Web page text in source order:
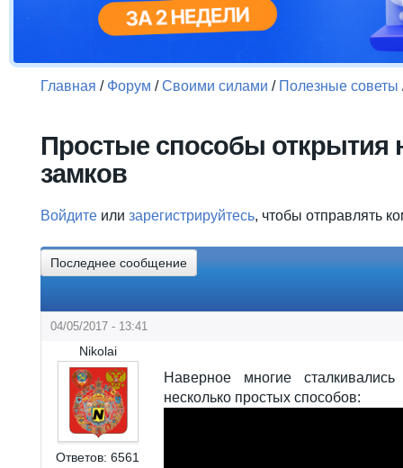
Главная / Форум /Своими силами / Полезные советы
Простые способы открытия
замков
Войдите или зарегистрируйтесь, чтобы отправлять
Последнее сообщение
04/05/2017 - 13:41
Nikolai
Ответов: 6561
Наверное многие
несколько простых способов: